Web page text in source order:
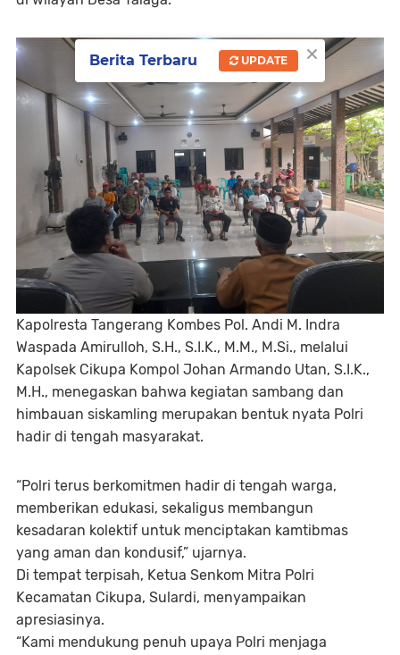
Kapolresta Tangerang Kombes Pol. Andi M. Indra
Waspada Amirulloh, S.H., S.I.K., M.M., M.Si., melalui
Kapolsek Cikupa Kompol Johan Armando Utan, S.I.K.,
M.H., menegaskan bahwa kegiatan sambang dan
himbauan siskamling merupakan bentuk nyata Polri
hadir di tengah masyarakat.
“Polri terus berkomitmen hadir di tengah warga,
memberikan edukasi, sekaligus membangun
kesadaran kolektif untuk menciptakan kamtibmas
yang aman dan kondusif,” ujarnya.
Di tempat terpisah, Ketua Senkom Mitra Polri
Kecamatan Cikupa, Sulardi, menyampaikan
apresiasinya.
“Kami mendukung penuh upaya Polri menjaga
×
Berita Terbaru UPDATE